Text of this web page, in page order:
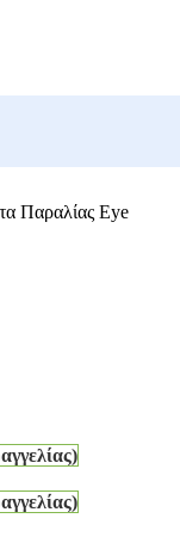
Παραλίας Eye